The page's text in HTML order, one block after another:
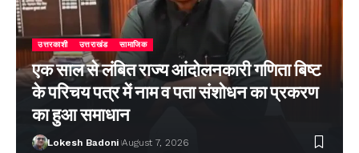
उत्तरकाशी उत्तराखंड सामाजिक
एक साल से लंबित राज्य आंदोलनकारी गणिता बिष्ट
के परिचय पत्र में नाम व पता संशोधन का प्रकरण
का हुआ समाधान
Lokesh Badoni August 7, 2026